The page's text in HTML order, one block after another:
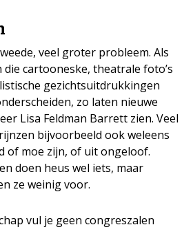
veel groter probleem. Als
cartooneske, theatrale foto’s
gezichtsuitdrukkingen
zo laten nieuwe
Lisa Feldman Barrett zien. Veel
bijvoorbeeld ook weleens
of moe zijn, of uit ongeloof.
doen heus wel iets, maar
ze weinig voor.
vul je geen congreszalen